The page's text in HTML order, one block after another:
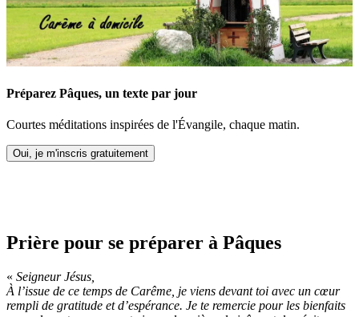
Préparez Pâques, un texte par jour
Courtes méditations inspirées de l'Évangile, chaque matin.
Oui, je m'inscris gratuitement
Prière pour se préparer à Pâques
« Seigneur Jésus,
À l’issue de ce temps de Carême, je viens devant toi avec un cœur
rempli de gratitude et d’espérance. Je te remercie pour les bienfaits